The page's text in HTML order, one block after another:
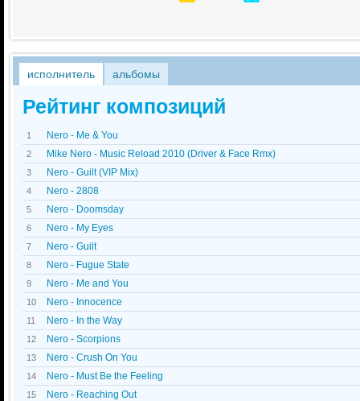
исполнитель альбомы
Рейтинг композиций
1 Nero - Me & You
2 Mike Nero - Music Reload 2010 (Driver & Face Rmx)
3 Nero - Guilt (VIP Mix)
4 Nero - 2808
5 Nero - Doomsday
6 Nero - My Eyes
7 Nero - Guilt
8 Nero - Fugue State
9 Nero - Me and You
10 Nero - Innocence
11 Nero - In the Way
12 Nero - Scorpions
13 Nero - Crush On You
14 Nero - Must Be the Feeling
15 Nero - Reaching Out